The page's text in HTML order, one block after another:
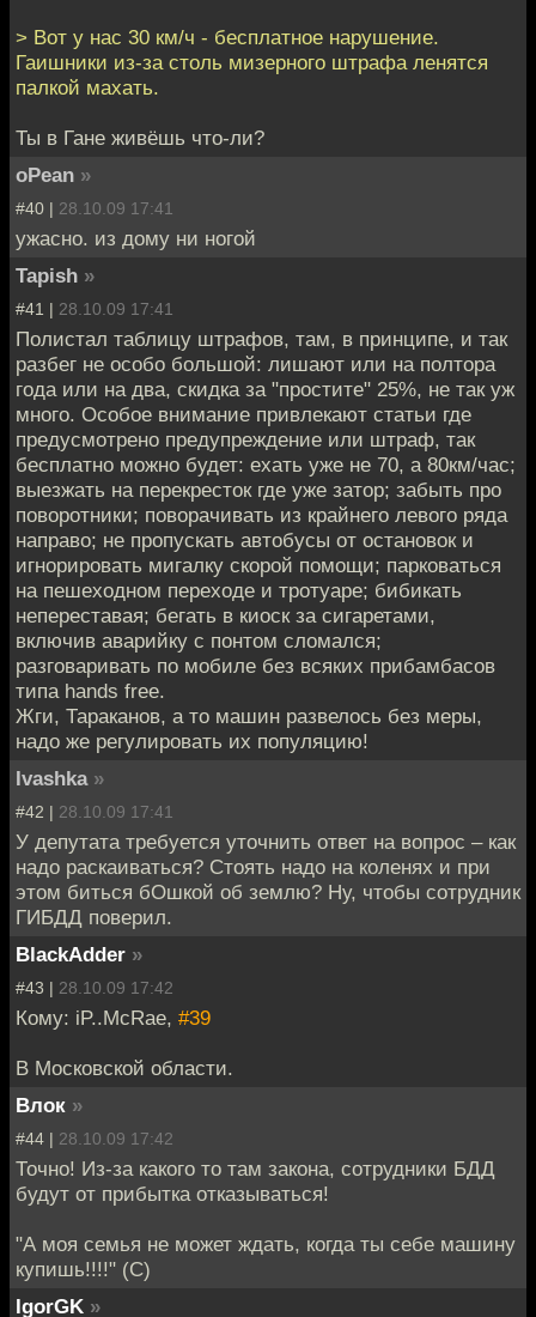
> Вот у нас 30 км/ч - бесплатное нарушение.
Гаишники из-за столь мизерного штрафа ленятся
палкой махать.
Ты в Гане живёшь что-ли?
oPean »
#40 | 28.10.09 17:41
ужасно. из дому ни ногой
Tapish »
#41 | 28.10.09 17:41
Полистал таблицу штрафов, там, в принципе, и так
разбег не особо большой: лишают или на полтора
года или на два, скидка за "простите" 25%, не так уж
много. Особое внимание привлекают статьи где
предусмотрено предупреждение или штраф, так
бесплатно можно будет: ехать уже не 70, а 80км/час;
выезжать на перекресток где уже затор; забыть про
поворотники; поворачивать из крайнего левого ряда
направо; не пропускать автобусы от остановок и
игнорировать мигалку скорой помощи; парковаться
на пешеходном переходе и тротуаре; бибикать
непереставая; бегать в киоск за сигаретами,
включив аварийку с понтом сломался;
разговаривать по мобиле без всяких прибамбасов
типа hands free.
Жги, Тараканов, а то машин развелось без меры,
надо же регулировать их популяцию!
Ivashka »
#42 | 28.10.09 17:41
У депутата требуется уточнить ответ на вопрос – как
надо раскаиваться? Стоять надо на коленях и при
этом биться бОшкой об землю? Ну, чтобы сотрудник
ГИБДД поверил.
BlackAdder »
#43 | 28.10.09 17:42
Кому: iP..McRae, #39
В Московской области.
Влок »
#44 | 28.10.09 17:42
Точно! Из-за какого то там закона, сотрудники БДД
будут от прибытка отказываться!
"А моя семья не может ждать, когда ты себе машину
купишь!!!!" (С)
IgorGK »